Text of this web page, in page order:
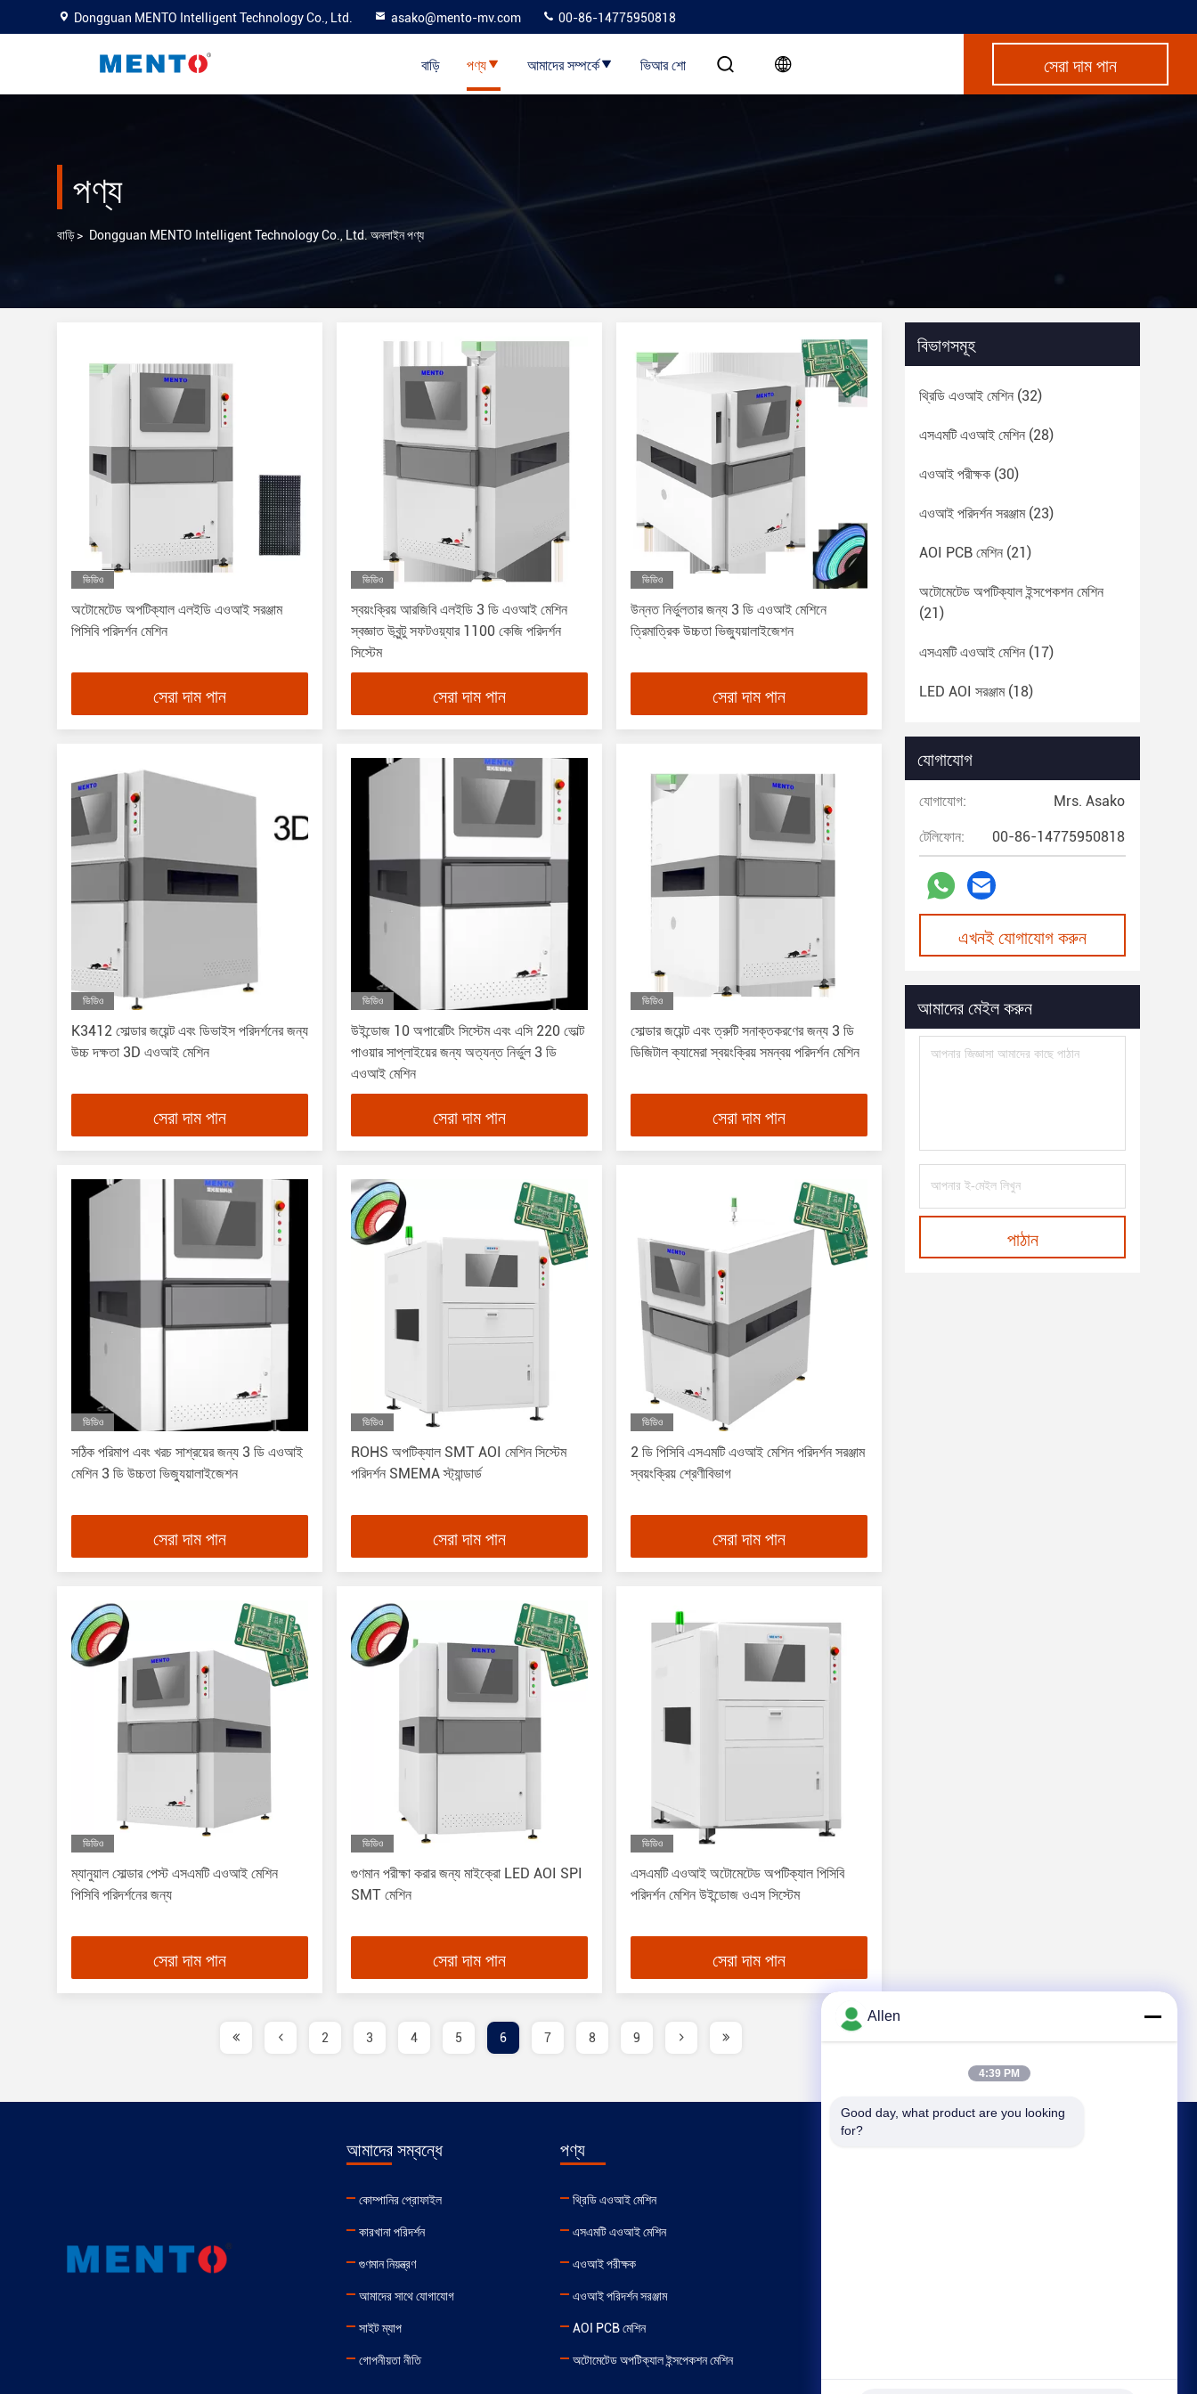
Dongguan MENTO Intelligent Technology Co., Ltd. asako@mento-mv.com 00-86-14775950818
বাড়ি পণ্য আমাদের সম্পর্কে ভিআর শো সেরা দাম পান
পণ্য
বাড়ি> Dongguan MENTO Intelligent Technology Co., Ltd. অনলাইন পণ্য
ভিডিও
অটোমেটেড অপটিক্যাল এলইডি এওআই সরঞ্জাম
পিসিবি পরিদর্শন মেশিন
সেরা দাম পান
ভিডিও
স্বয়ংক্রিয় আরজিবি এলইডি 3 ডি এওআই মেশিন
স্বজ্ঞাত উবুন্টু সফটওয়্যার 1100 কেজি পরিদর্শন
সিস্টেম
সেরা দাম পান
ভিডিও
উন্নত নির্ভুলতার জন্য 3 ডি এওআই মেশিনে
ত্রিমাত্রিক উচ্চতা ভিজ্যুয়ালাইজেশন
সেরা দাম পান
ভিডিও
K3412 সোল্ডার জয়েন্ট এবং ডিভাইস পরিদর্শনের জন্য
উচ্চ দক্ষতা 3D এওআই মেশিন
সেরা দাম পান
ভিডিও
উইন্ডোজ 10 অপারেটিং সিস্টেম এবং এসি 220 ভোল্ট
পাওয়ার সাপ্লাইয়ের জন্য অত্যন্ত নির্ভুল 3 ডি
এওআই মেশিন
সেরা দাম পান
ভিডিও
সোল্ডার জয়েন্ট এবং ত্রুটি সনাক্তকরণের জন্য 3 ডি
ডিজিটাল ক্যামেরা স্বয়ংক্রিয় সমন্বয় পরিদর্শন মেশিন
সেরা দাম পান
ভিডিও
সঠিক পরিমাপ এবং খরচ সাশ্রয়ের জন্য 3 ডি এওআই
মেশিন 3 ডি উচ্চতা ভিজ্যুয়ালাইজেশন
সেরা দাম পান
ভিডিও
ROHS অপটিক্যাল SMT AOI মেশিন সিস্টেম
পরিদর্শন SMEMA স্ট্যান্ডার্ড
সেরা দাম পান
ভিডিও
2 ডি পিসিবি এসএমটি এওআই মেশিন পরিদর্শন সরঞ্জাম
স্বয়ংক্রিয় শ্রেণীবিভাগ
সেরা দাম পান
ভিডিও
ম্যানুয়াল সোল্ডার পেস্ট এসএমটি এওআই মেশিন
পিসিবি পরিদর্শনের জন্য
সেরা দাম পান
ভিডিও
গুণমান পরীক্ষা করার জন্য মাইক্রো LED AOI SPI
SMT মেশিন
সেরা দাম পান
ভিডিও
এসএমটি এওআই অটোমেটেড অপটিক্যাল পিসিবি
পরিদর্শন মেশিন উইন্ডোজ ওএস সিস্টেম
সেরা দাম পান
বিভাগসমূহ
থ্রিডি এওআই মেশিন (32)
এসএমটি এওআই মেশিন (28)
এওআই পরীক্ষক (30)
এওআই পরিদর্শন সরঞ্জাম(23)
AOI PCB মেশিন (21)
অটোমেটেড অপটিক্যাল ইন্সপেকশন মেশিন
(21)
এসএমটি এওআই মেশিন (17)
LED AOI সরঞ্জাম(18)
যোগাযোগ
যোগাযোগ: Mrs. Asako
টেলিফোন: 00-86-14775950818
এখনই যোগাযোগ করুন
আমাদের মেইল করুন
পাঠান
2 3 4 5 6 7 8 9
আমাদের সম্বন্ধে
কোম্পানির প্রোফাইল
কারখানা পরিদর্শন
গুণমান নিয়ন্ত্রণ
আমাদের সাথে যোগাযোগ
সাইট ম্যাপ
গোপনীয়তা নীতি
পণ্য
থ্রিডি এওআই মেশিন
এসএমটি এওআই মেশিন
এওআই পরীক্ষক
এওআই পরিদর্শন সরঞ্জাম
AOI PCB মেশিন
অটোমেটেড অপটিক্যাল ইন্সপেকশন মেশিন
Allen
4:39 PM
Good day, what product are you looking
for?